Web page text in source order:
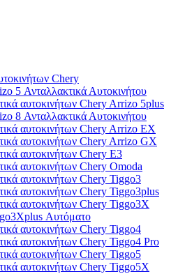
Chery
5 Ανταλλακτικά Αυτοκινήτου
αυτοκινήτων Chery Arrizo 5plus
8 Ανταλλακτικά Αυτοκινήτου
αυτοκινήτων Chery Arrizo EX
αυτοκινήτων Chery Arrizo GX
αυτοκινήτων Chery E3
αυτοκινήτων Chery Omoda
αυτοκινήτων Chery Tiggo3
αυτοκινήτων Chery Tiggo3plus
αυτοκινήτων Chery Tiggo3X
Αυτόματο
αυτοκινήτων Chery Tiggo4
αυτοκινήτων Chery Tiggo4 Pro
αυτοκινήτων Chery Tiggo5
αυτοκινήτων Chery Tiggo5X